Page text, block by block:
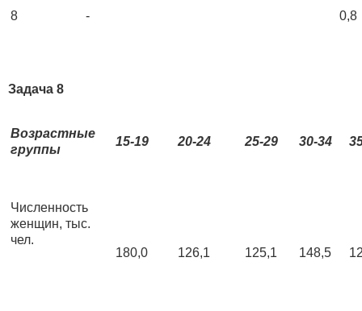
8 - 0,8
Задача 8
Возрастные
группы
15-19 20-24 25-29 30-34
Численность
женщин, тыс.
чел.
180,0
126,1 125,1 148,5